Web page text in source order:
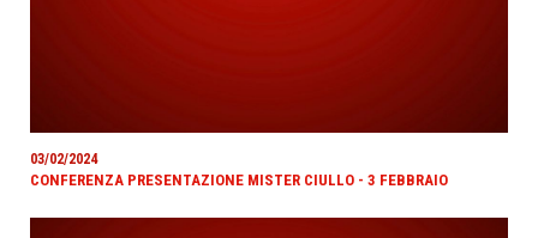
03/02/2024
CONFERENZA PRESENTAZIONE MISTER CIULLO - 3 FEBBRAIO